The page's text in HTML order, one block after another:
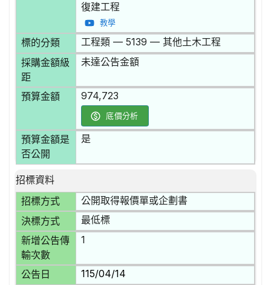
復建工程
教學
標的分類 工程類 — 5139 — 其他土木工程
採購金額級
距
未達公告金額
預算金額 974,723
底價分析
預算金額是
否公開
是
招標資料
招標方式
公開取得報價單或企劃書
決標方式 最低標
新增公告傳
輸次數
1
公告日 115/04/14